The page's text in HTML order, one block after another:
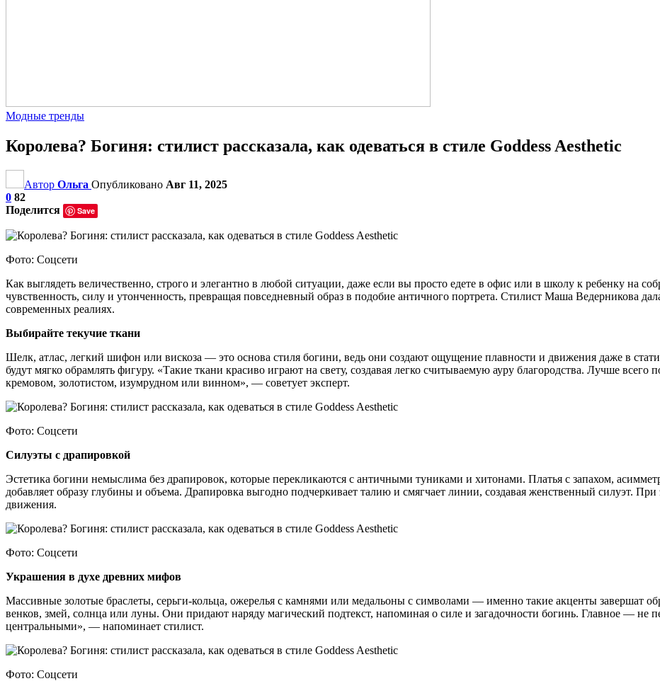
Модные тренды
Королева? Богиня: стилист рассказала, как одеваться в стиле Goddess Aesthetic
Автор Ольга Опубликовано Авг 11, 2025
0 82
Поделится
Save
Фото: Соцсети
Как выглядеть величественно, строго и элегантно в любой ситуации, даже если вы просто едете в офис или в школу к ребенку на
чувственность, силу и утонченность, превращая повседневный образ в подобие античного портрета. Стилист Маша Ведерникова
современных реалиях.
Выбирайте текучие ткани
Шелк, атлас, легкий шифон или вискоза — это основа стиля богини, ведь они создают ощущение плавности и движения даже в
будут мягко обрамлять фигуру. «Такие ткани красиво играют на свету, создавая легко считываемую ауру благородства. Лучше
кремовом, золотистом, изумрудном или винном», — советует эксперт.
Фото: Соцсети
Силуэты с драпировкой
Эстетика богини немыслима без драпировок, которые перекликаются с античными туниками и хитонами. Платья с запахом,
добавляет образу глубины и объема. Драпировка выгодно подчеркивает талию и смягчает линии, создавая женственный силуэт.
движения.
Фото: Соцсети
Украшения в духе древних мифов
Массивные золотые браслеты, серьги-кольца, ожерелья с камнями или медальоны с символами — именно такие акценты завершат
венков, змей, солнца или луны. Они придают наряду магический подтекст, напоминая о силе и загадочности богинь. Главное — не
центральными», — напоминает стилист.
Фото: Соцсети